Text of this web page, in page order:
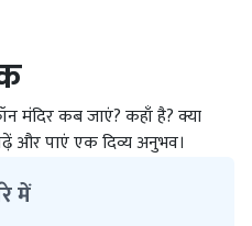
मंदिर कब जाएं? कहाँ है? क्या
और पाएं एक दिव्य अनुभव।
में